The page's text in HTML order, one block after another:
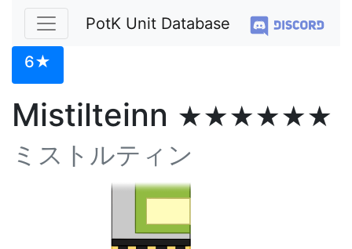
PotK Unit Database
6★
Mistilteinn ★★★★★★
ミストルティン